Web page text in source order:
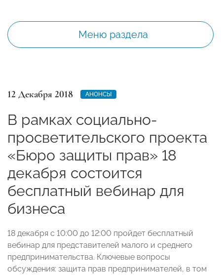
Меню раздела
12 Декабря 2018 АНОНСЫ
В рамках социально-
просветительского проекта
«Бюро защиты прав» 18
декабря состоится
бесплатный вебинар для
бизнеса
18 декабря с 10:00 до 12:00 пройдет бесплатный
вебинар для представителей малого и среднего
предпринимательства. Ключевые вопросы
обсуждения: защита прав предпринимателей, в том